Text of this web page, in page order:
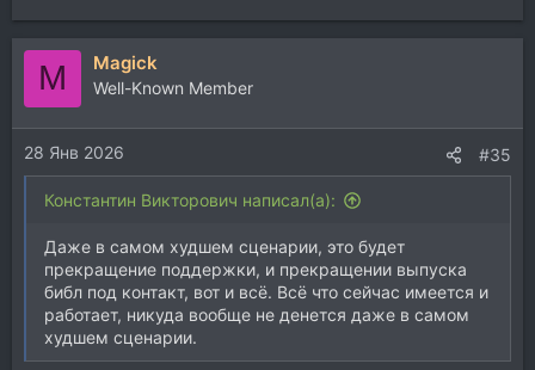
M Magick
Well-Known Member
28 Янв 2026 #35
Константин Викторович написал(а):
Даже в самом худшем сценарии, это будет
прекращение поддержки, и прекращении выпуска
библ под контакт, вот и всё. Всё что сейчас имеется и
работает, никуда вообще не денется даже в самом
худшем сценарии.